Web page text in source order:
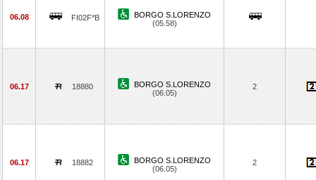
06.08 FI02F*B
BORGO S.LORENZO
(05.58)
06.17 18880
BORGO S.LORENZO
(06.05)
2
06.17 18882
BORGO S.LORENZO
(06.05)
2